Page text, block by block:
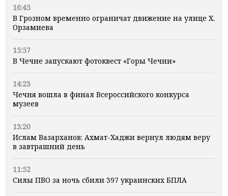
16:45
В Грозном временно ограничат движение на улице Х.
Орзамиева
15:57
В Чечне запускают фотоквест «Горы Чечни»
14:23
Чечня вошла в финал Всероссийского конкурса
музеев
13:20
Ислам Вазарханов: Ахмат-Хаджи вернул людям веру
в завтрашний день
11:52
Силы ПВО за ночь сбили 397 украинских БПЛА